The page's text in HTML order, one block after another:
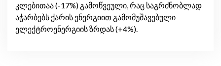
კლებითაა (-17%) გამოწვეული, რაც საგრძნობლად
აჭარბებს ქარის ენერგიით გამომუშავებული
ელექტროენერგიის ზრდას (+4%).